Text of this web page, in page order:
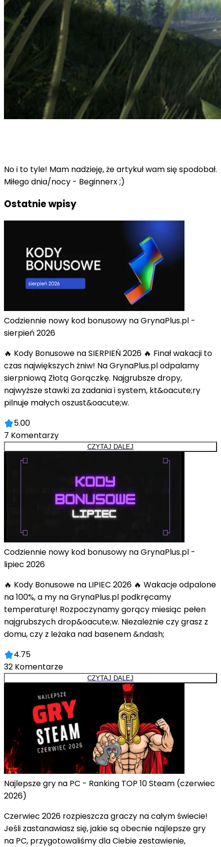
No i to tyle! Mam nadzieję, że artykuł wam się spodobał.
Miłego dnia/nocy - Beginnerx ;)
Ostatnie wpisy
Codziennie nowy kod bonusowy na GrynaPlus.pl -
sierpień 2026
🔥 Kody Bonusowe na SIERPIEŃ 2026 🔥 Finał wakacji to
czas największych żniw! Na GrynaPlus.pl odpalamy
sierpniową Złotą Gorączkę. Najgrubsze dropy,
najwyższe stawki za zadania i system, kt&oacute;ry
pilnuje małych oszust&oacute;w.
5.00
7 Komentarzy
CZYTAJ DALEJ
Codziennie nowy kod bonusowy na GrynaPlus.pl -
lipiec 2026
🔥 Kody Bonusowe na LIPIEC 2026 🔥 Wakacje odpalone
na 100%, a my na GrynaPlus.pl podkręcamy
temperaturę! Rozpoczynamy gorący miesiąc pełen
najgrubszych drop&oacute;w. Niezależnie czy grasz z
domu, czy z leżaka nad basenem &ndash;
4.75
32 Komentarze
CZYTAJ DALEJ
Najlepsze gry na PC - Ranking TOP 10 Steam (czerwiec
2026)
Czerwiec 2026 rozpieszcza graczy na całym świecie!
Jeśli zastanawiasz się, jakie są obecnie najlepsze gry
na PC, przygotowaliśmy dla Ciebie zestawienie,